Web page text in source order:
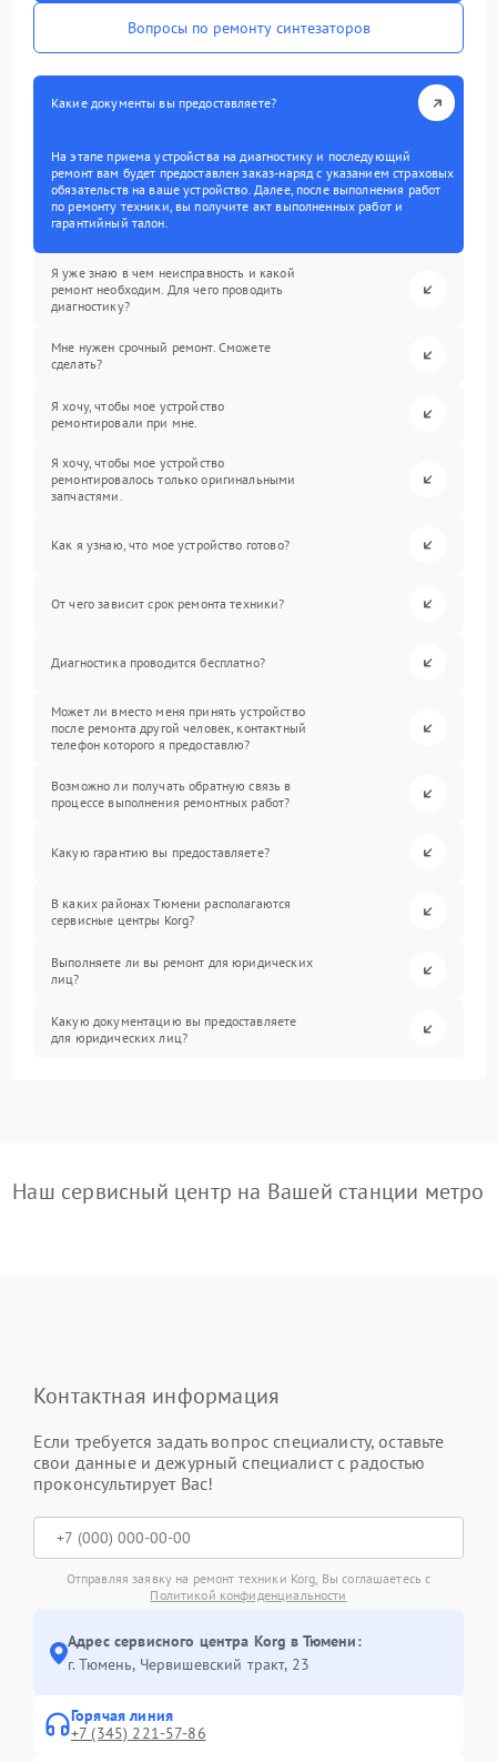
Вопросы по ремонту синтезаторов
Какие документы вы предоставляете?
На этапе приема устройства на диагностику и последующий
ремонт вам будет предоставлен заказ-наряд с указанием страховых
обязательств на ваше устройство. Далее, после выполнения работ
по ремонту техники, вы получите акт выполненных работ и
гарантийный талон.
Я уже знаю в чем неисправность и какой
ремонт необходим. Для чего проводить
диагностику?
Мне нужен срочный ремонт. Сможете
сделать?
Я хочу, чтобы мое устройство
ремонтировали при мне.
Я хочу, чтобы мое устройство
ремонтировалось только оригинальными
запчастями.
Как я узнаю, что мое устройство готово?
От чего зависит срок ремонта техники?
Диагностика проводится бесплатно?
Может ли вместо меня принять устройство
после ремонта другой человек, контактный
телефон которого я предоставлю?
Возможно ли получать обратную связь в
процессе выполнения ремонтных работ?
Какую гарантию вы предоставляете?
В каких районах Тюмени располагаются
сервисные центры Korg?
Выполняете ли вы ремонт для юридических
лиц?
Какую документацию вы предоставляете
для юридических лиц?
Наш сервисный центр на Вашей станции метро
Контактная информация
Если требуется задать вопрос специалисту, оставьте
свои данные и дежурный специалист с радостью
проконсультирует Вас!
Отправляя заявку на ремонт техники Korg, Вы соглашаетесь с
Политикой конфиденциальности
Адрес сервисного центра Korg в Тюмени:
г. Тюмень, ​Червишевский тракт, 23
Горячая линия
+7 (345) 221-57-86